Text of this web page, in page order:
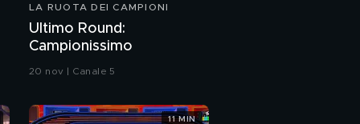
PROSSIMO VIDEO
LA RUOTA DEI CAMPIONI
Ultimo Round:
Campionissimo
20 nov | Canale 5
11 MIN